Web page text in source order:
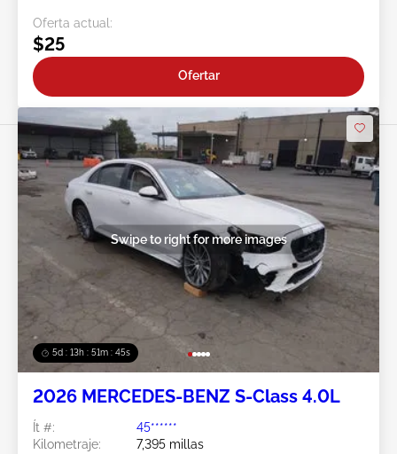
Oferta actual:
$25
Ofertar
5d : 13h : 51m : 43s
Swipe to right for more images
2026 MERCEDES-BENZ S-Class 4.0L
Ít #:
45******
Kilometraje:
7,395 millas